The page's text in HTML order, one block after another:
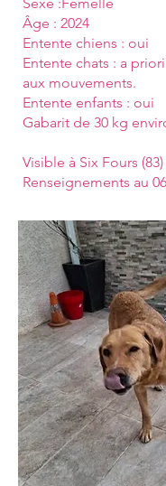
Âge : 2024
Entente chiens : oui
Entente chats : a
aux mouvements.
Entente enfants : oui
Gabarit de 30 kg
Visible à Six Fours (83)
Renseignements au